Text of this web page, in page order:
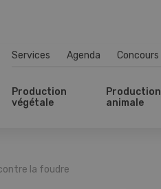
Services Agenda Concours
Production
végétale
Production
animale
la foudre